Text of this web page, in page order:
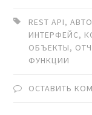
REST API,
ИНТЕРФЕЙС,
ОБЪЕКТЫ,
ФУНКЦИИ
ОСТАВИТЬ